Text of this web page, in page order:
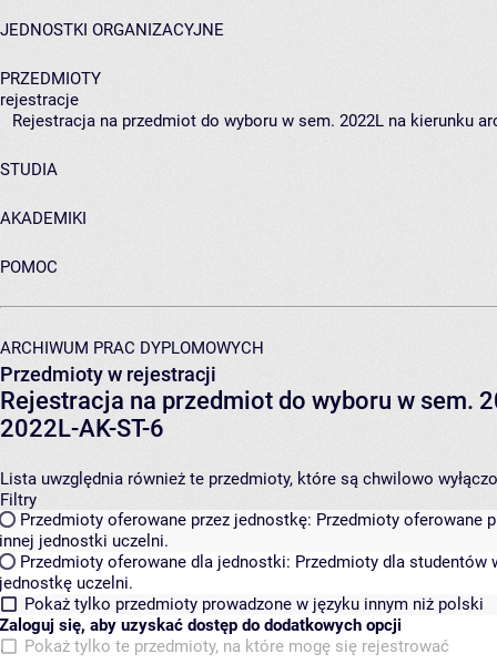
JEDNOSTKI ORGANIZACYJNE
PRZEDMIOTY
rejestracje
Rejestracja na przedmiot do wyboru w sem. 2022L na kierunku
STUDIA
AKADEMIKI
POMOC
ARCHIWUM PRAC DYPLOMOWYCH
Przedmioty w rejestracji
Rejestracja na przedmiot do wyboru w sem.
2022L-AK-ST-6
Lista uwzględnia również te przedmioty, które są chwilowo
Filtry
Przedmioty oferowane przez jednostkę: Przedmioty oferowane
innej jednostki uczelni.
Przedmioty oferowane dla jednostki: Przedmioty dla studentów
jednostkę uczelni.
Pokaż tylko przedmioty prowadzone w języku innym niż polski
Zaloguj się, aby uzyskać dostęp do dodatkowych opcji
Pokaż tylko te przedmioty, na które mogę się rejestrować